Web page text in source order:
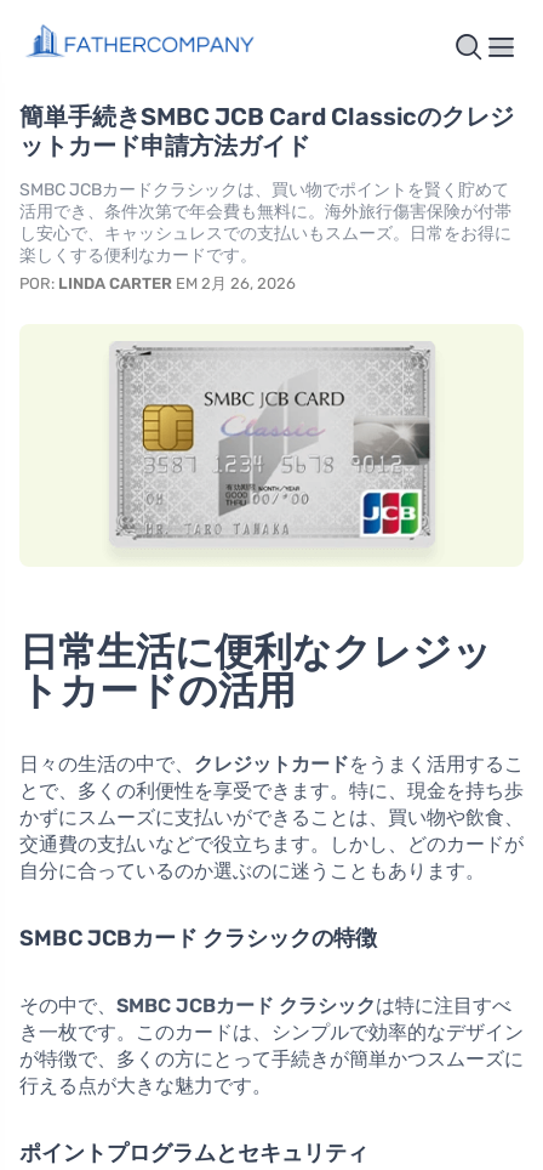
簡単手続きSMBC JCB Card Classicのクレジ
ットカード申請方法ガイド
SMBC JCBカードクラシックは、買い物でポイントを賢く貯めて
活用でき、条件次第で年会費も無料に。海外旅行傷害保険が付帯
し安心で、キャッシュレスでの支払いもスムーズ。日常をお得に
楽しくする便利なカードです。
POR: LINDA CARTER EM 2月 26, 2026
日常生活に便利なクレジッ
トカードの活用
日々の生活の中で、 クレジットカードをうまく活用するこ
とで、多くの利便性を享受できます。特に、現金を持ち歩
かずにスムーズに支払いができることは、買い物や飲食、
交通費の支払いなどで役立ちます。しかし、どのカードが
自分に合っているのか選ぶのに迷うこともあります。
SMBC JCBカード クラシックの特徴
その中で、 SMBC JCBカード クラシックは特に注目すべ
き一枚です。このカードは、シンプルで効率的なデザイン
が特徴で、多くの方にとって手続きが簡単かつスムーズに
行える点が大きな魅力です。
ポイントプログラムとセキュリティ